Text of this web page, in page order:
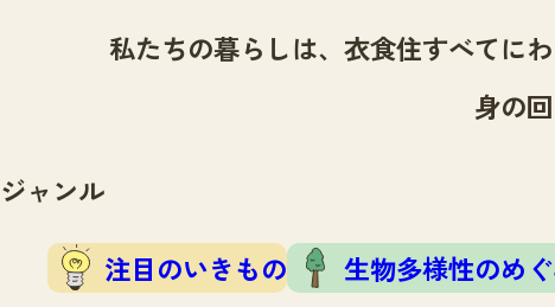
私たちの暮らしは、衣食住すべてに
身の
ジャンル
注目のいきもの 生物多様性のめ